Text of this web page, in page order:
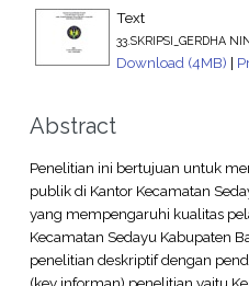
Text
33.SKRIPSI_GERDHA
Download (4MB) |
Abstract
Penelitian ini bertujuan untuk
publik di Kantor Kecamatan
yang mempengaruhi kualitas
Kecamatan Sedayu Kabupaten
penelitian deskriptif dengan